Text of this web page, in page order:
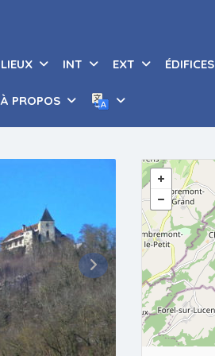
LIEUX INT EXT ÉDIFICES
À PROPOS